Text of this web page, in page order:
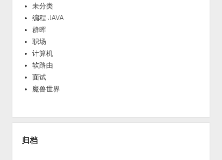
未分类
编程-JAVA
群晖
职场
计算机
软路由
面试
魔兽世界
归档